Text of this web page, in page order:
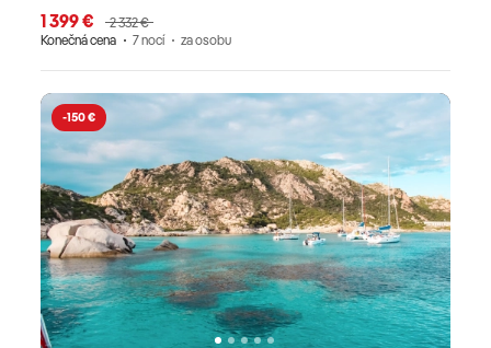
1 399 €
2 332 €
Konečná cena
7 nocí za osobu
-150 €